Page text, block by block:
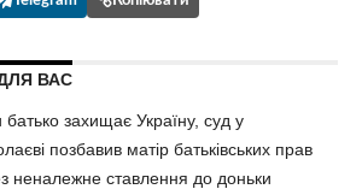
ВАС
батько захищає Україну, суд у
позбавив матір батьківських прав
неналежне ставлення до доньки